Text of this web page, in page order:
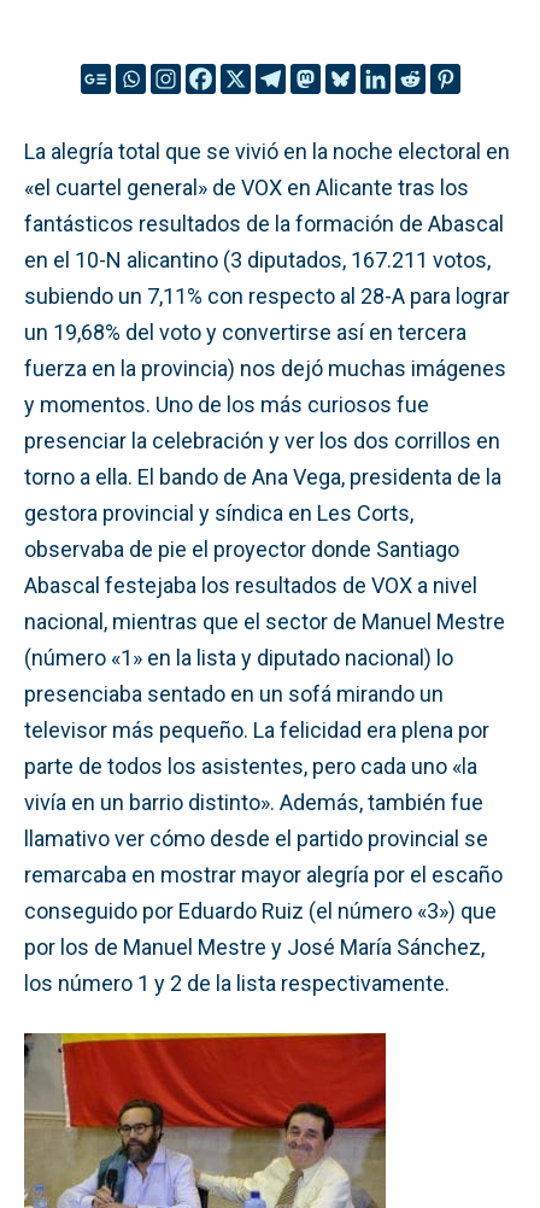
La alegría total que se vivió en la noche electoral en
«el cuartel general» de VOX en Alicante tras los
fantásticos resultados de la formación de Abascal
en el 10-N alicantino (3 diputados, 167.211 votos,
subiendo un 7,11% con respecto al 28-A para lograr
un 19,68% del voto y convertirse así en tercera
fuerza en la provincia) nos dejó muchas imágenes
y momentos. Uno de los más curiosos fue
presenciar la celebración y ver los dos corrillos en
torno a ella. El bando de Ana Vega, presidenta de la
gestora provincial y síndica en Les Corts,
observaba de pie el proyector donde Santiago
Abascal festejaba los resultados de VOX a nivel
nacional, mientras que el sector de Manuel Mestre
(número «1» en la lista y diputado nacional) lo
presenciaba sentado en un sofá mirando un
televisor más pequeño. La felicidad era plena por
parte de todos los asistentes, pero cada uno «la
vivía en un barrio distinto». Además, también fue
llamativo ver cómo desde el partido provincial se
remarcaba en mostrar mayor alegría por el escaño
conseguido por Eduardo Ruiz (el número «3») que
por los de Manuel Mestre y José María Sánchez,
los número 1 y 2 de la lista respectivamente.